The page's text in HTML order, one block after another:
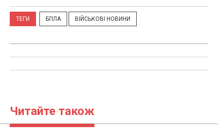
ТЕГИ БПЛА ВІЙСЬКОВІ НОВИНИ
Читайте також